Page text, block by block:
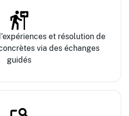
et résolution de
via des échanges
guidés